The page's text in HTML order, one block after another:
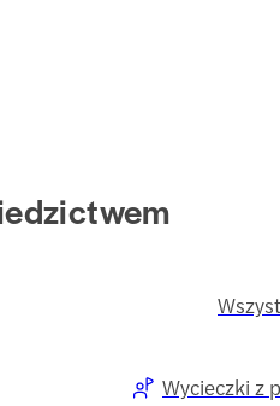
Wycieczki z